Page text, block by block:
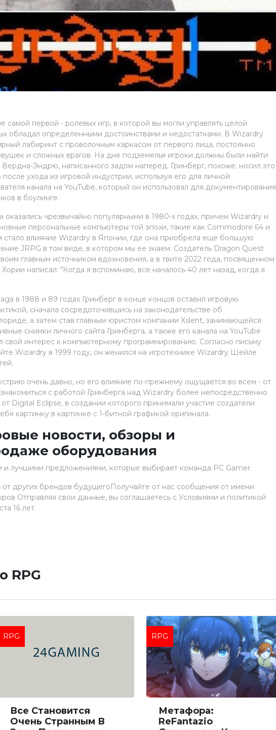
первой - ролевых игр, в которой вы могли управлять целой
обладал определенными достоинствами и недостатками. В Wizardry
лабиринт с проволочным каркасом от первого лица, постоянно
и сложных врагов. На дне подземелья игроки должны были найти
Вердна-Эндрю, написанного задом наперед. Гринберг, похоже, носил это
ухода из игровой индустрии, используя его для личной
канала на YouTube, который он использовал для документирования
в боулинге.
чрезвычайно популярными в 1980-х годах, причем Wizardry и
персональные компьютеры той эпохи, такие как Commodore 64 и
стало влияние Wizardry в Японии, где она приобрела еще большую
JRPG в том виде, в котором мы ее знаем. Создатель Dragon Quest
главным источником вдохновения, а в твите 2022 года, посвященном
написал: "Когда я вспоминаю, все началось 40 лет назад, когда я
в 1988 и 89 годах Гринберг в конце концов оставил игровую
сначала сосредоточившись на законодательстве об
а затем став главным юристом компании Xslent, занимающейся
снимки личного сайта Гринберга, а также его канала на YouTube
свой интерес к компьютерному программированию. Согласно письму
Wizardry в 1999 году, он женился на игротехнике Wizardry Шейле
очень давно, но его влияние по-прежнему ощущается во всем - от
с работой Гринберга над Wizardry более непосредственно
Digital Eclipse, в создании которого принимали участие создатели
картинку в картинке с 1-битной графикой оригинала.
новости, обзоры и
оборудования
лучшими предложениями, которые выбирает команда PC Gamer.
других брендов будущегоПолучайте от нас сообщения от имени
Отправляя свои данные, вы соглашаетесь с Условиями и политикой
16 лет.
RPG
RPG
Все Становится
Очень Странным В
RPG
Метафора:
ReFantazio